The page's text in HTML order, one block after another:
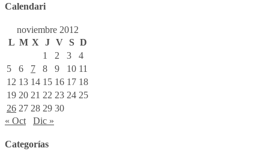
Calendari
noviembre 2012
L M X J V S D
1
2 3
4
5
6 7 8 9 10 11
12 13 14 15 16 17 18
19 20 21 22 23 24 25
26 27 28 29 30
« Oct
Dic »
Categorías